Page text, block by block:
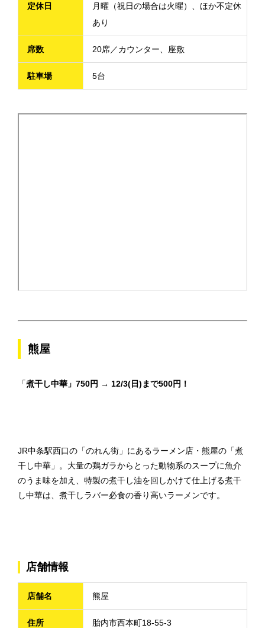
定休日
月曜（祝日の場合は火曜）、ほか不定休
あり
席数 20席／カウンター、座敷
駐車場 5台
熊屋
「煮干し中華」750円 → 12/3(日)まで500円！
JR中条駅西口の「のれん街」にあるラーメン店・熊屋の「煮
干し中華」。大量の鶏ガラからとった動物系のスープに魚介
のうま味を加え、特製の煮干し油を回しかけて仕上げる煮干
し中華は、煮干しラバー必食の香り高いラーメンです。
店舗情報
店舗名 熊屋
住所 胎内市西本町18-55-3